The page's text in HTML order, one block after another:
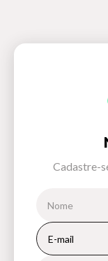
Cadastre-